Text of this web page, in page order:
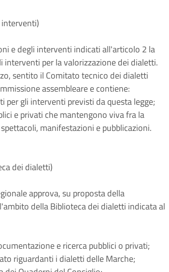
e degli interventi indicati all'articolo 2 la
per la valorizzazione dei dialetti.
sentito il Comitato tecnico dei dialetti
assembleare e contiene:
per gli interventi previsti da questa legge;
e privati che mantengono viva fra la
manifestazioni e pubblicazioni.
dei dialetti)
approva, su proposta della
della Biblioteca dei dialetti indicata al
e ricerca pubblici o privati;
riguardanti i dialetti delle Marche;